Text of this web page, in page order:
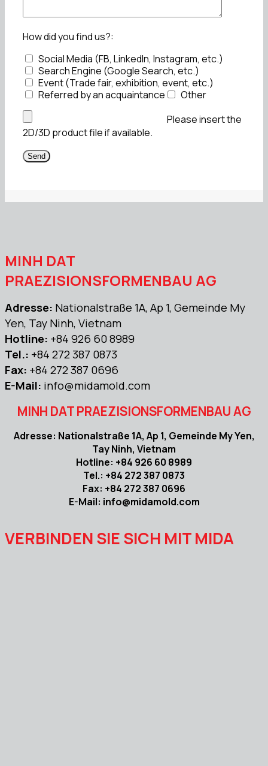
How did you find us?:
Social Media (FB, LinkedIn, Instagram, etc.)
Search Engine (Google Search, etc.)
Event (Trade fair, exhibition, event, etc.)
Referred by an acquaintance
Other
Please insert the
2D/3D product file if available.
MINH DAT
PRAEZISIONSFORMENBAU AG
Adresse: Nationalstraße 1A, Ap 1, Gemeinde My
Yen, Tay Ninh, Vietnam
Hotline: +84 926 60 8989
Tel.: +84 272 387 0873
Fax: +84 272 387 0696
E-Mail: info@midamold.com
MINH DAT PRAEZISIONSFORMENBAU AG
Adresse: Nationalstraße 1A, Ap 1, Gemeinde My Yen,
Tay Ninh, Vietnam
Hotline: +84 926 60 8989
Tel.: +84 272 387 0873
Fax: +84 272 387 0696
E-Mail: info@midamold.com
VERBINDEN SIE SICH MIT MIDA